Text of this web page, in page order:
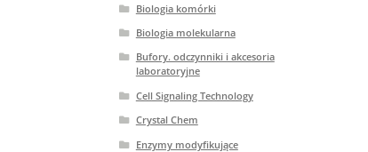
Biologia komórki
Biologia molekularna
Bufory. odczynniki i akcesoria
laboratoryjne
Cell Signaling Technology
Crystal Chem
Enzymy modyfikujące